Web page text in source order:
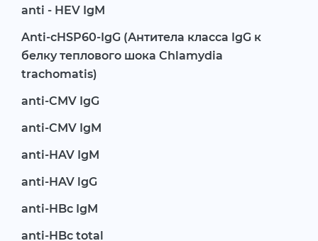
anti - HEV IgM
Anti-cHSP60-IgG (Антитела класса IgG к
белку теплового шока Chlamydia
trachomatis)
anti-CMV IgG
anti-CMV IgM
anti-HAV IgM
anti-HAV lgG
anti-HBc IgM
anti-HBc total